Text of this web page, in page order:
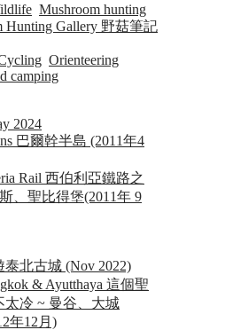
Mushroom hunting
Hunting Gallery 野菇筆記
Orienteering
camping
2024
巴爾幹半島 (2011年4
Rail 西伯利亞鐵路之
、聖比得堡(2011年 9
泰北古城 (Nov 2022)
& Ayutthaya 這個聖
太冷 ~ 曼谷、大城
年12月)